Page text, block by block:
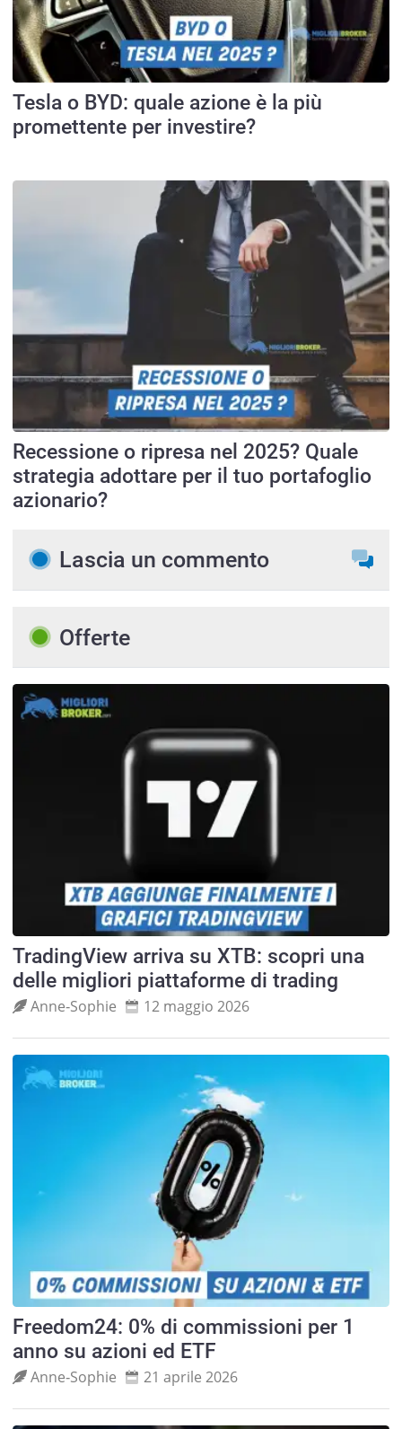
Tesla o BYD: quale azione è la più
promettente per investire?
Recessione o ripresa nel 2025? Quale
strategia adottare per il tuo portafoglio
azionario?
Lascia un commento
Offerte
TradingView arriva su XTB: scopri una
delle migliori piattaforme di trading
Anne‑Sophie 12 maggio 2026
Freedom24: 0% di commissioni per 1
anno su azioni ed ETF
Anne‑Sophie 21 aprile 2026